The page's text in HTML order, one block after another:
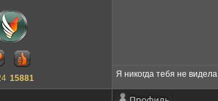
15881 Я никогда тебя не